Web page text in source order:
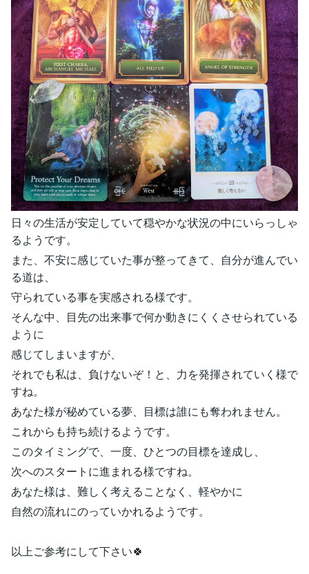
日々の生活が安定していて穏やかな状況の中にいらっしゃ
るようです。
また、不安に感じていた事が整ってきて、自分が進んでい
る道は、
守られている事を実感される様です。
そんな中、目先の出来事で何か動きにくくさせられている
ように
感じてしまいますが、
それでも私は、負けないぞ！と、力を発揮されていく様で
すね。
あなた様が秘めている夢、目標は誰にも奪われません。
これからも持ち続けるようです。
このタイミングで、一度、ひとつの目標を達成し、
次へのスタートに進まれる様ですね。
あなた様は、難しく考えることなく、軽やかに
自然の流れにのっていかれるようです。
以上ご参考にして下さい🍀